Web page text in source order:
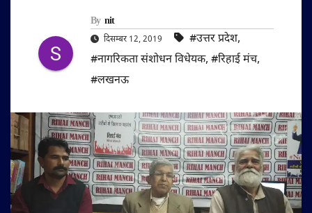
By nit
दिसम्बर 12, 2019 #उत्तर प्रदेश,
#नागरिकता संशोधन विधेयक, #रिहाई मंच,
#लखनऊ